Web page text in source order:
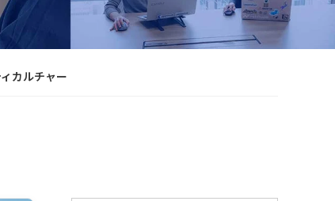
カルチャー